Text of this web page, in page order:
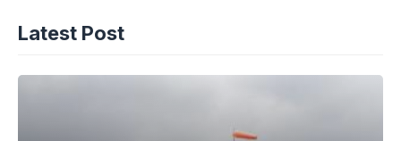
Latest Post